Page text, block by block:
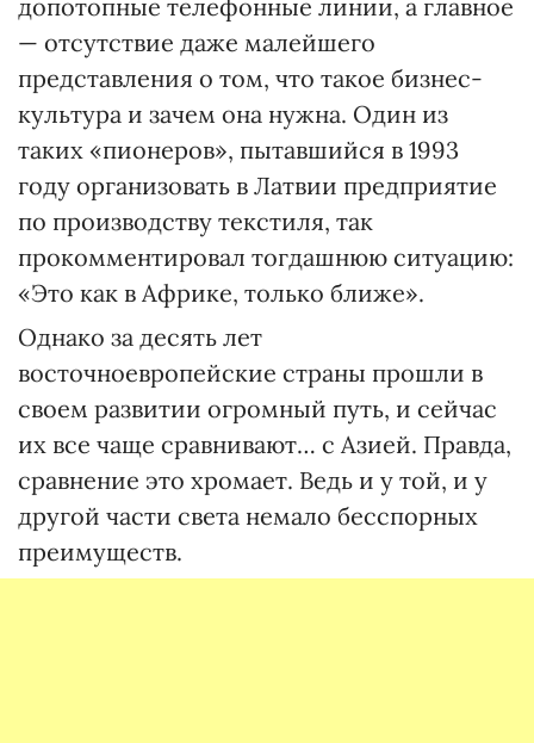
допотопные телефонные линии, а главное
— отсутствие даже малейшего
представления о том, что такое бизнес-
культура и зачем она нужна. Один из
таких «пионеров», пытавшийся в 1993
году организовать в Латвии предприятие
по производству текстиля, так
прокомментировал тогдашнюю ситуацию:
«Это как в Африке, только ближе».
Однако за десять лет
восточноевропейские страны прошли в
своем развитии огромный путь, и сейчас
их все чаще сравнивают… с Азией. Правда,
сравнение это хромает. Ведь и у той, и у
другой части света немало бесспорных
преимуществ.